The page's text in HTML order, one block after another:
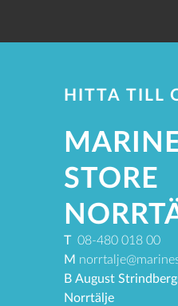
HITTA TILL
STORE
T08-480 018 00
M
BAugust
Norrtälje